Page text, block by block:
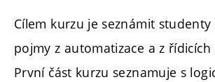
Cílem kurzu je seznámit studenty
pojmy z automatizace a z řídicích
První část kurzu seznamuje s